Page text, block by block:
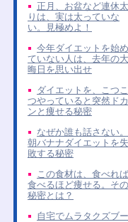
正月、お盆など連休太
りは、実は太っていな
い。見極めよ！
今年ダイエットを始め
ていない人は、去年の大
晦日を思い出せ
ダイエットを、こつこ
つやっていると突然ドカ
ンと痩せる秘密
なぜか誰も話さない。
朝バナナダイエットを失
敗する秘密
この食材は、食べれば
食べるほど痩せる。その
秘密とは？
自宅でムラタクズブー